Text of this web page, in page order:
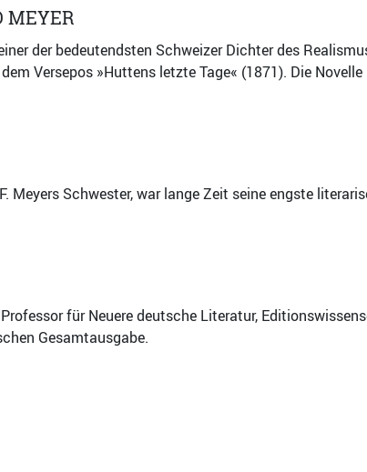
MEYER
der bedeutendsten Schweizer Dichter des
Versepos »Huttens letzte Tage« (1871). Die
Meyers Schwester, war lange Zeit seine engste
für Neuere deutsche Literatur,
Gesamtausgabe.